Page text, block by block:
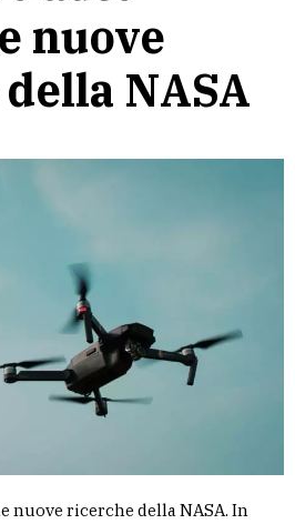
nuove
NASA
nuove ricerche della NASA. In